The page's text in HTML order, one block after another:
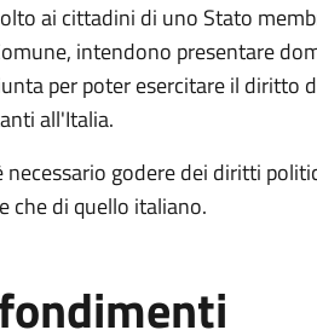
ai cittadini di uno Stato
intendono presentare
per poter esercitare il diritto
all'Italia.
necessario godere dei diritti
che di quello italiano.